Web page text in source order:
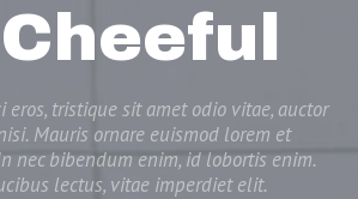
eros, tristique sit amet odio vitae, auctor
Mauris ornare euismod lorem et
nec bibendum enim, id lobortis enim.
lectus, vitae imperdiet elit.